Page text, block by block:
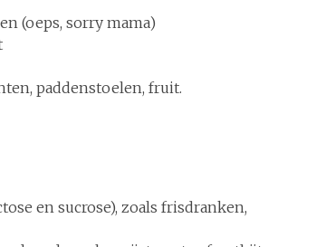
(oeps, sorry mama)
paddenstoelen, fruit.
en sucrose), zoals frisdranken,